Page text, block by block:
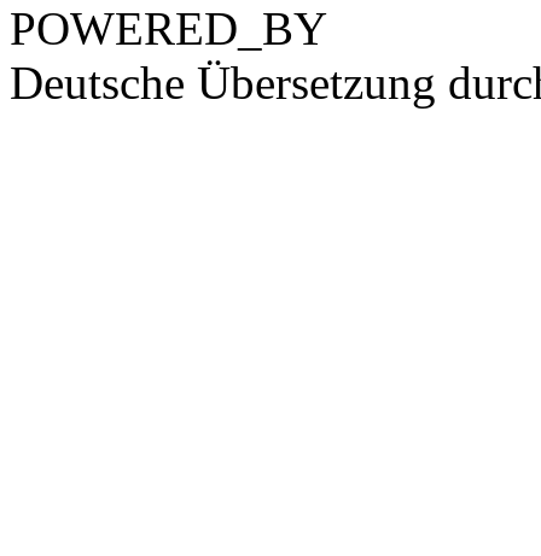
POWERED_BY
Deutsche Übersetzung